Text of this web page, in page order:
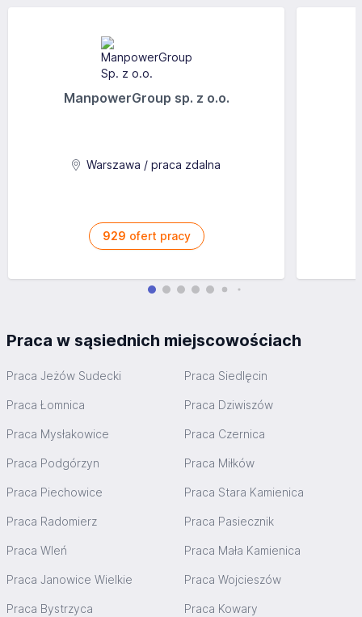
ManpowerGroup sp. z o.o.
Warszawa / praca zdalna
929 ofert pracy
Praca w sąsiednich miejscowościach
Praca Jeżów Sudecki Praca Siedlęcin
Praca Łomnica Praca Dziwiszów
Praca Mysłakowice Praca Czernica
Praca Podgórzyn Praca Miłków
Praca Piechowice Praca Stara Kamienica
Praca Radomierz Praca Pasiecznik
Praca Wleń Praca Mała Kamienica
Praca Janowice Wielkie Praca Wojcieszów
Praca Bystrzyca Praca Kowary